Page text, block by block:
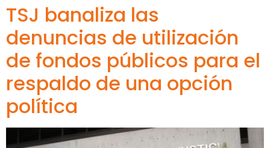
TSJ banaliza las
denuncias de utilización
de fondos públicos para el
respaldo de una opción
política